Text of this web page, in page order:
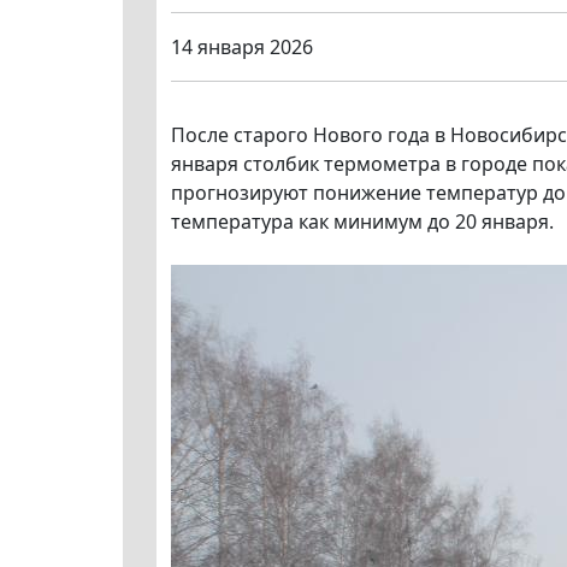
14 января 2026
После старого Нового года в
января столбик термометра в городе
прогнозируют понижение температур
температура как минимум до 20 января.